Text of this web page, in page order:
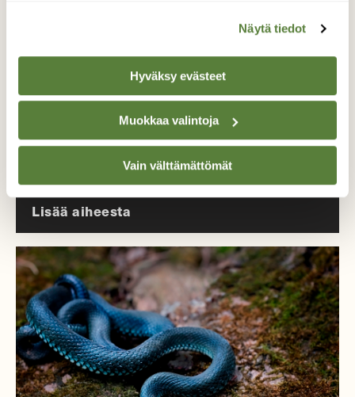
Näytä tiedot
Hyväksy evästeet
Muokkaa valintoja
Vain välttämättömät
Alk. 3 numeroa 23,40 €.
Tilaa nyt!
Lisää aiheesta